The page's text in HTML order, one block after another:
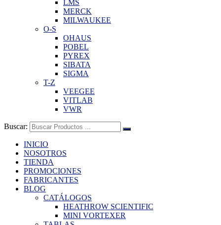
LMS
MERCK
MILWAUKEE
O-S
OHAUS
POBEL
PYREX
SIBATA
SIGMA
T-Z
VEEGEE
VITLAB
VWR
Buscar:
INICIO
NOSOTROS
TIENDA
PROMOCIONES
FABRICANTES
BLOG
CATÁLOGOS
HEATHROW SCIENTIFIC
MINI VORTEXER